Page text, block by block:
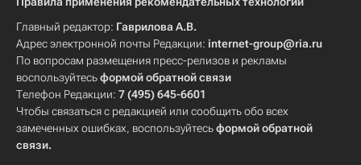
Главный редактор: Гаврилова А.В.
Адрес электронной почты Редакции: internet-group@ria.ru
По вопросам размещения пресс-релизов и рекламы
воспользуйтесьформой обратной связи
Телефон Редакции: 7 (495) 645-6601
Чтобы связаться с редакцией или сообщить обо всех
замеченных ошибках, воспользуйтесьформой обратной
связи.